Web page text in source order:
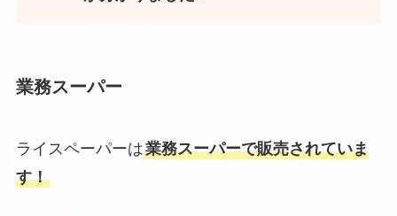
業務スーパー
ライスペーパーは業務スーパーで販売されていま
す！